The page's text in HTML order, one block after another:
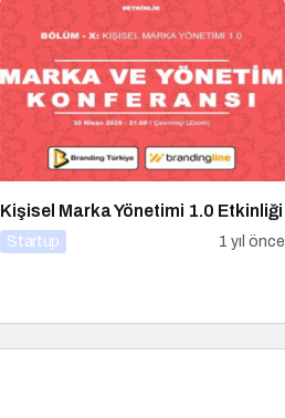
Kişisel Marka Yönetimi 1.0 Etkinliği
Startup 1 yıl önce